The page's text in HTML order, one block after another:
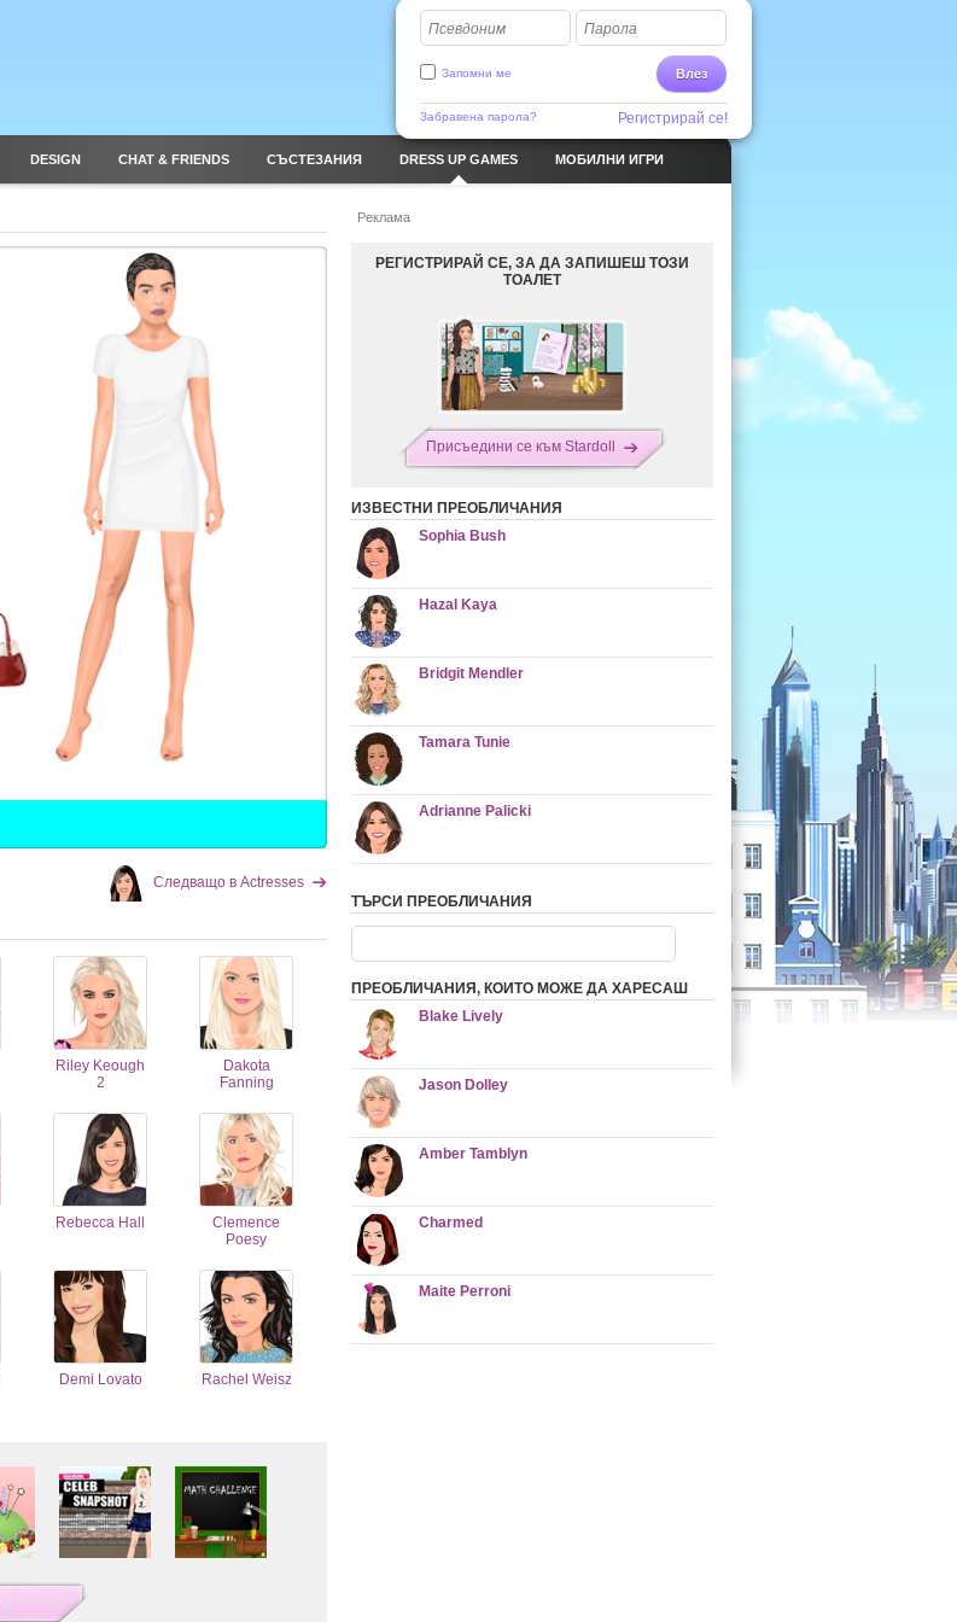
Псевдоним Парола
Влез
Запомни ме
Забравена парола? Регистрирай се!
DESIGN CHAT & FRIENDS СЪСТЕЗАНИЯ DRESS UP GAMES МОБИЛНИ ИГРИ
Следващо в Actresses
Riley Keough
2
Dakota
Fanning
Rebecca Hall
Clemence
Poesy
Demi Lovato Rachel Weisz
Реклама
РЕГИСТРИРАЙ СЕ, ЗА ДА ЗАПИШЕШ ТОЗИ
ТОАЛЕТ
Присъедини се към Stardoll
ИЗВЕСТНИ ПРЕОБЛИЧАНИЯ
Sophia Bush
Hazal Kaya
Bridgit Mendler
Tamara Tunie
Adrianne Palicki
ТЪРСИ ПРЕОБЛИЧАНИЯ
ПРЕОБЛИЧАНИЯ, КОИТО МОЖЕ ДА ХАРЕСАШ
Blake Lively
Jason Dolley
Amber Tamblyn
Charmed
Maite Perroni